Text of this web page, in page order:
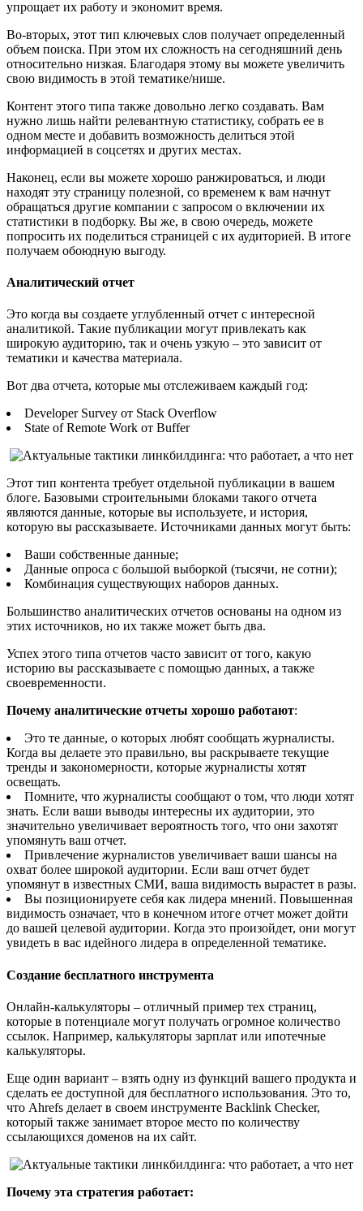
упрощает их работу и экономит время.
Во-вторых, этот тип ключевых слов получает определенный
объем поиска. При этом их сложность на сегодняшний день
относительно низкая. Благодаря этому вы можете увеличить
свою видимость в этой тематике/нише.
Контент этого типа также довольно легко создавать. Вам
нужно лишь найти релевантную статистику, собрать ее в
одном месте и добавить возможность делиться этой
информацией в соцсетях и других местах.
Наконец, если вы можете хорошо ранжироваться, и люди
находят эту страницу полезной, со временем к вам начнут
обращаться другие компании с запросом о включении их
статистики в подборку. Вы же, в свою очередь, можете
попросить их поделиться страницей с их аудиторией. В итоге
получаем обоюдную выгоду.
Аналитический отчет
Это когда вы создаете углубленный отчет с интересной
аналитикой. Такие публикации могут привлекать как
широкую аудиторию, так и очень узкую – это зависит от
тематики и качества материала.
Вот два отчета, которые мы отслеживаем каждый год:
Developer Survey от Stack Overflow
State of Remote Work от Buffer
Этот тип контента требует отдельной публикации в вашем
блоге. Базовыми строительными блоками такого отчета
являются данные, которые вы используете, и история,
которую вы рассказываете. Источниками данных могут быть:
Ваши собственные данные;
Данные опроса с большой выборкой (тысячи, не сотни);
Комбинация существующих наборов данных.
Большинство аналитических отчетов основаны на одном из
этих источников, но их также может быть два.
Успех этого типа отчетов часто зависит от того, какую
историю вы рассказываете с помощью данных, а также
своевременности.
Почему аналитические отчеты хорошо работают:
Это те данные, о которых любят сообщать журналисты.
Когда вы делаете это правильно, вы раскрываете текущие
тренды и закономерности, которые журналисты хотят
освещать.
Помните, что журналисты сообщают о том, что люди хотят
знать. Если ваши выводы интересны их аудитории, это
значительно увеличивает вероятность того, что они захотят
упомянуть ваш отчет.
Привлечение журналистов увеличивает ваши шансы на
охват более широкой аудитории. Если ваш отчет будет
упомянут в известных СМИ, ваша видимость вырастет в разы.
Вы позиционируете себя как лидера мнений. Повышенная
видимость означает, что в конечном итоге отчет может дойти
до вашей целевой аудитории. Когда это произойдет, они могут
увидеть в вас идейного лидера в определенной тематике.
Создание бесплатного инструмента
Онлайн-калькуляторы – отличный пример тех страниц,
которые в потенциале могут получать огромное количество
ссылок. Например, калькуляторы зарплат или ипотечные
калькуляторы.
Еще один вариант – взять одну из функций вашего продукта и
сделать ее доступной для бесплатного использования. Это то,
что Ahrefs делает в своем инструменте Backlink Checker,
который также занимает второе место по количеству
ссылающихся доменов на их сайт.
Почему эта стратегия работает: